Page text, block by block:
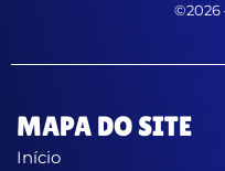
©2026
MAPA DO SITE
Início